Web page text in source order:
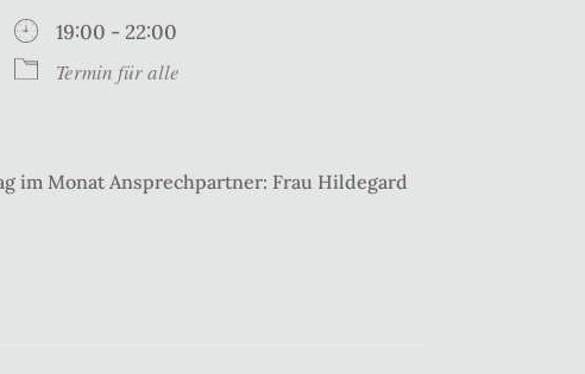
19:00 - 22:00
Termin für alle
im Monat Ansprechpartner: Frau Hildegard